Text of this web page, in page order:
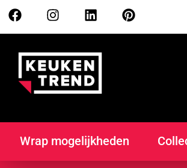
Wrap mogelijkheden